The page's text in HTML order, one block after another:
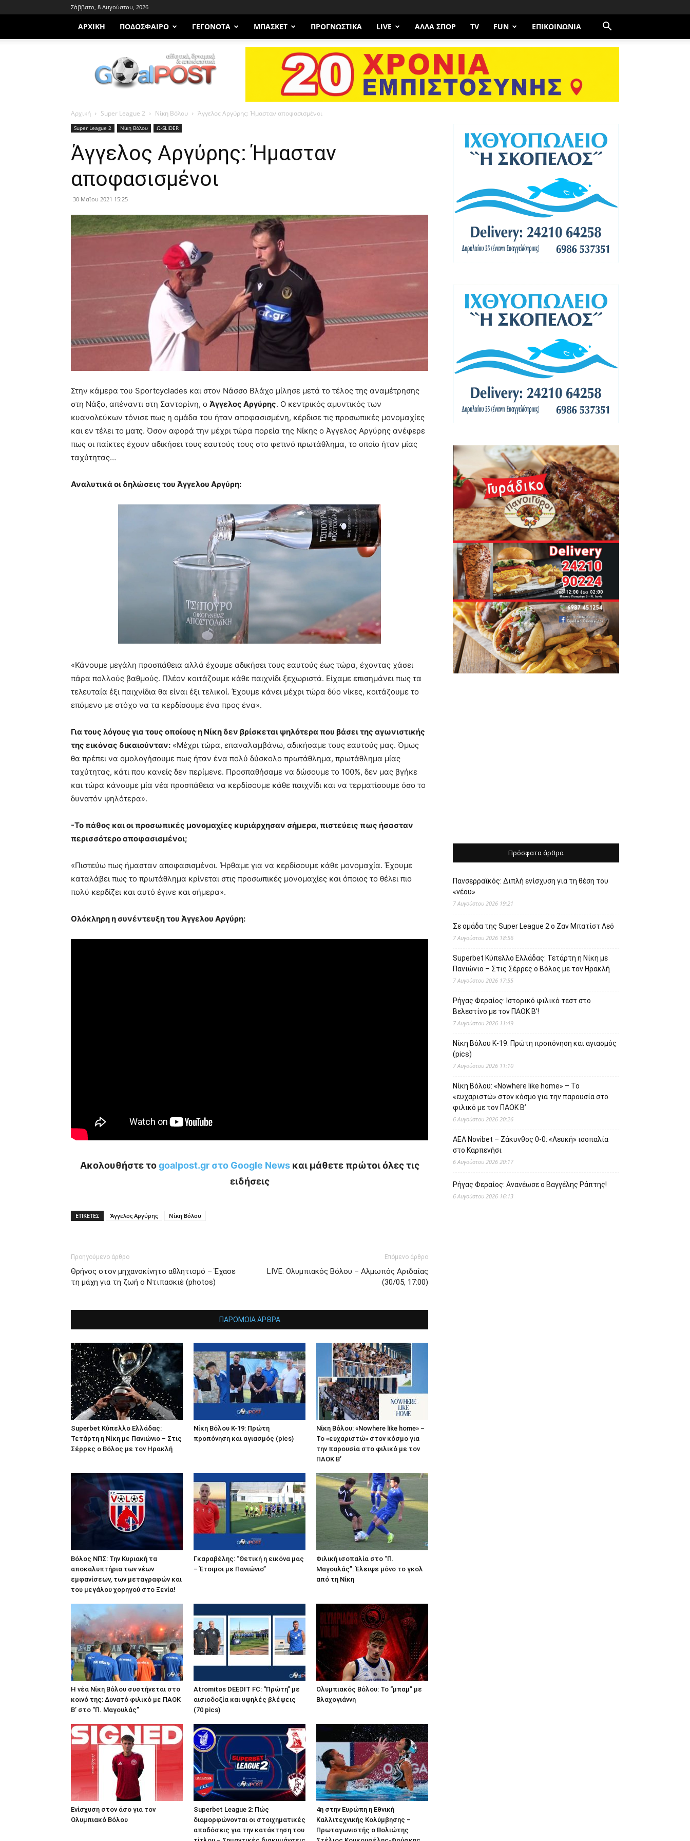
Σάββατο, 8 Αυγούστου, 2026
ΑΡΧΙΚΗ ΠΟΔΌΣΦΑΙΡΟ ΓΕΓΟΝΌΤΑ ΜΠΆΣΚΕΤ ΠΡΟΓΝΩΣΤΙΚΑ LIVE ΆΛΛΑ ΣΠΟΡ TV FUN ΕΠΙΚΟΙΝΩΝΊΑ
Goalpost.gr
Αρχική Super League 2 Νίκη Βόλου Άγγελος Αργύρης: Ήμασταν αποφασισμένοι
Super League 2 Νίκη Βόλου Ω-SLIDER
Άγγελος Αργύρης: Ήμασταν
αποφασισμένοι
30 Μαΐου 2021 15:25
Στην κάμερα του Sportcyclades και στον Νάσσο Βλάχο μίλησε μετά το τέλος της αναμέτρησης
στη Νάξο, απέναντι στη Σαντορίνη, ο Άγγελος Αργύρης. Ο κεντρικός αμυντικός των
κυανολεύκων τόνισε πως η ομάδα του ήταν αποφασισμένη, κέρδισε τις προσωπικές μονομαχίες
και εν τέλει το ματς. Όσον αφορά την μέχρι τώρα πορεία της Νίκης ο Άγγελος Αργύρης ανέφερε
πως οι παίκτες έχουν αδικήσει τους εαυτούς τους στο φετινό πρωτάθλημα, το οποίο ήταν μίας
ταχύτητας…
Αναλυτικά οι δηλώσεις του Άγγελου Αργύρη:
«Κάνουμε μεγάλη προσπάθεια αλλά έχουμε αδικήσει τους εαυτούς έως τώρα, έχοντας χάσει
πάρα πολλούς βαθμούς. Πλέον κοιτάζουμε κάθε παιχνίδι ξεχωριστά. Είχαμε επισημάνει πως τα
τελευταία έξι παιχνίδια θα είναι έξι τελικοί. Έχουμε κάνει μέχρι τώρα δύο νίκες, κοιτάζουμε το
επόμενο με στόχο να τα κερδίσουμε ένα προς ένα».
Για τους λόγους για τους οποίους η Νίκη δεν βρίσκεται ψηλότερα που βάσει της αγωνιστικής
της εικόνας δικαιούνταν: «Μέχρι τώρα, επαναλαμβάνω, αδικήσαμε τους εαυτούς μας. Όμως
θα πρέπει να ομολογήσουμε πως ήταν ένα πολύ δύσκολο πρωτάθλημα, πρωτάθλημα μίας
ταχύτητας, κάτι που κανείς δεν περίμενε. Προσπαθήσαμε να δώσουμε το 100%, δεν μας βγήκε
και τώρα κάνουμε μία νέα προσπάθεια να κερδίσουμε κάθε παιχνίδι και να τερματίσουμε όσο το
δυνατόν ψηλότερα».
-Το πάθος και οι προσωπικές μονομαχίες κυριάρχησαν σήμερα, πιστεύεις πως ήσασταν
περισσότερο αποφασισμένοι;
«Πιστεύω πως ήμασταν αποφασισμένοι. Ήρθαμε για να κερδίσουμε κάθε μονομαχία. Έχουμε
καταλάβει πως το πρωτάθλημα κρίνεται στις προσωπικές μονομαχίες και όποιος το θέλει πιο
πολύ κερδίζει και αυτό έγινε και σήμερα».
Ολόκληρη η συνέντευξη του Άγγελου Αργύρη:
Ακολουθήστε τοgoalpost.gr στο Google Newsκαι μάθετε πρώτοι όλες τις
ειδήσεις
ΕΤΙΚΕΤΕΣ Άγγελος Αργύρης Νίκη Βόλου
Προηγούμενο άρθρο
Θρήνος στον μηχανοκίνητο αθλητισμό – Έχασε
τη μάχη για τη ζωή ο Ντιπασκιέ (photos)
Επόμενο άρθρο
LIVE: Ολυμπιακός Βόλου – Αλμωπός Αριδαίας
(30/05, 17:00)
ΠΑΡΟΜΟΙΑ ΑΡΘΡΑ
Superbet Κύπελλο Ελλάδας:
Τετάρτη η Νίκη με Πανιώνιο – Στις
Σέρρες ο Βόλος με τον Ηρακλή
Νίκη Βόλου Κ-19: Πρώτη
προπόνηση και αγιασμός (pics)
Νίκη Βόλου: «Nowhere like home» –
Το «ευχαριστώ» στον κόσμο για
την παρουσία στο φιλικό με τον
ΠΑΟΚ Β’
Βόλος ΝΠΣ: Την Κυριακή τα
αποκαλυπτήρια των νέων
εμφανίσεων, των μεταγραφών και
του μεγάλου χορηγού στο Ξενία!
Γκαραβέλης: “Θετική η εικόνα μας
– Έτοιμοι με Πανιώνιο”
Φιλική ισοπαλία στο “Π.
Μαγουλάς”: Έλειψε μόνο το γκολ
από τη Νίκη
Η νέα Νίκη Βόλου συστήνεται στο
κοινό της: Δυνατό φιλικό με ΠΑΟΚ
Β’ στο “Π. Μαγουλάς”
Atromitos DEEDIT FC: “Πρώτη” με
αισιοδοξία και υψηλές βλέψεις
(70 pics)
Ολυμπιακός Βόλου: Το “μπαμ” με
Βλαχογιάννη
Ενίσχυση στον άσο για τον
Ολυμπιακό Βόλου
Superbet League 2: Πώς
διαμορφώνονται οι στοιχηματικές
αποδόσεις για την κατάκτηση του
4η στην Ευρώπη η Εθνική
Καλλιτεχνικής Κολύμβησης –
Πρωταγωνιστής ο Βολιώτης
Πρόσφατα άρθρα
Πανσερραϊκός: Διπλή ενίσχυση για τη θέση του
«νέου»
7 Αυγούστου 2026 19:21
Σε ομάδα της Super League 2 o Ζαν Μπατίστ Λεό
7 Αυγούστου 2026 18:56
Superbet Κύπελλο Ελλάδας: Τετάρτη η Νίκη με
Πανιώνιο – Στις Σέρρες ο Βόλος με τον Ηρακλή
7 Αυγούστου 2026 17:55
Ρήγας Φεραίος: Ιστορικό φιλικό τεστ στο
Βελεστίνο με τον ΠΑΟΚ Β’!
7 Αυγούστου 2026 11:49
Νίκη Βόλου Κ-19: Πρώτη προπόνηση και αγιασμός
(pics)
7 Αυγούστου 2026 11:10
Νίκη Βόλου: «Nowhere like home» – Το
«ευχαριστώ» στον κόσμο για την παρουσία στο
φιλικό με τον ΠΑΟΚ Β’
6 Αυγούστου 2026 20:26
ΑΕΛ Novibet – Ζάκυνθος 0-0: «Λευκή» ισοπαλία
στο Καρπενήσι
6 Αυγούστου 2026 20:17
Ρήγας Φεραίος: Ανανέωσε ο Βαγγέλης Ράπτης!
6 Αυγούστου 2026 16:13